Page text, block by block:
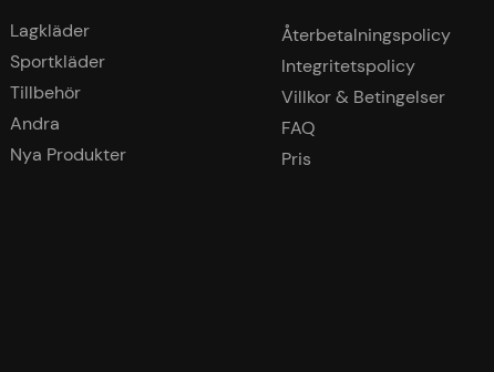
Lagkläder
Sportkläder
Tillbehör
Andra
Nya Produkter
Återbetalningspolicy
Integritetspolicy
Villkor & Betingelser
FAQ
Pris